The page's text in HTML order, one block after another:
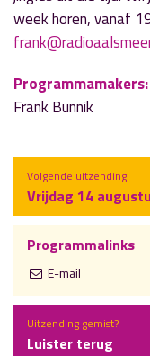
week horen, vanaf
Programmamakers:
Frank Bunnik
Volgende uitzending:
Vrijdag 14
Programmalinks
E-mail
Uitzending gemist?
Luister terug